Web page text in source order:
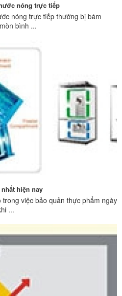
nóng trực tiếp
nóng trực tiếp thường bị bám
bình ...
hiện nay
việc bảo quản thực phẩm ngày
...